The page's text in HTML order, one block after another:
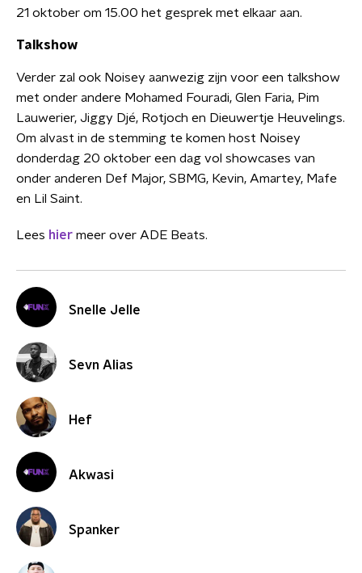
21 oktober om 15.00 het gesprek met elkaar aan.
Talkshow
Verder zal ook Noisey aanwezig zijn voor een talkshow
met onder andere Mohamed Fouradi, Glen Faria, Pim
Lauwerier, Jiggy Djé, Rotjoch en Dieuwertje Heuvelings.
Om alvast in de stemming te komen host Noisey
donderdag 20 oktober een dag vol showcases van
onder anderen Def Major, SBMG, Kevin, Amartey, Mafe
en Lil Saint.
Lees hier meer over ADE Beats.
Snelle Jelle
Sevn Alias
Hef
Akwasi
Spanker